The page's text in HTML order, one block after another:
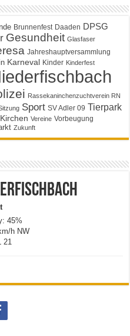
Brunnenfest Daaden DPSG
Gesundheit Glasfaser
Jahreshauptversammlung
Karneval Kinder Kinderfest
Rassekaninchenzuchtverein RN
Sport SV Adler 09 Tierpark
Vereine Vorbeugung
Zukunft
45%
h NW
21